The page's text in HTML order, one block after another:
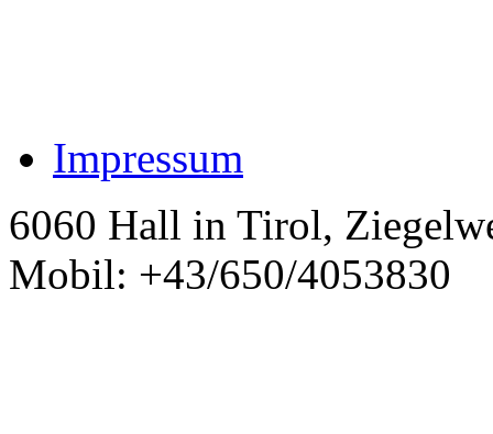
Impressum
6060 Hall in Tirol,
Mobil: +43/650/4053830